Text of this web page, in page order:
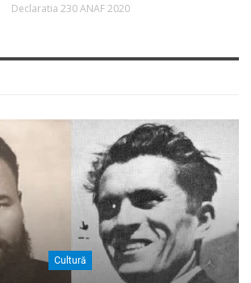
Declaratia 230 ANAF 2020
Cultură